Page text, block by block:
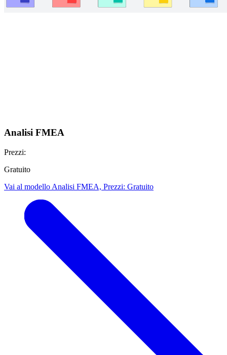
Analisi FMEA
Prezzi:
Gratuito
Vai al modello Analisi FMEA, Prezzi: Gratuito